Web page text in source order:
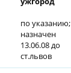
по указанию;
назначен
13.06.08 до
ст.львов